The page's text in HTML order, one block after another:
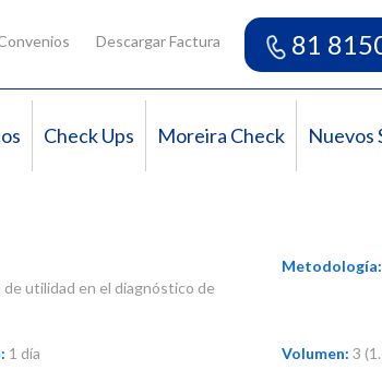
Descargar Factura 81
Check Ups Moreira Check Nuevos
de utilidad en el diagnóstico de
Metodología:
1 día Volumen: 3